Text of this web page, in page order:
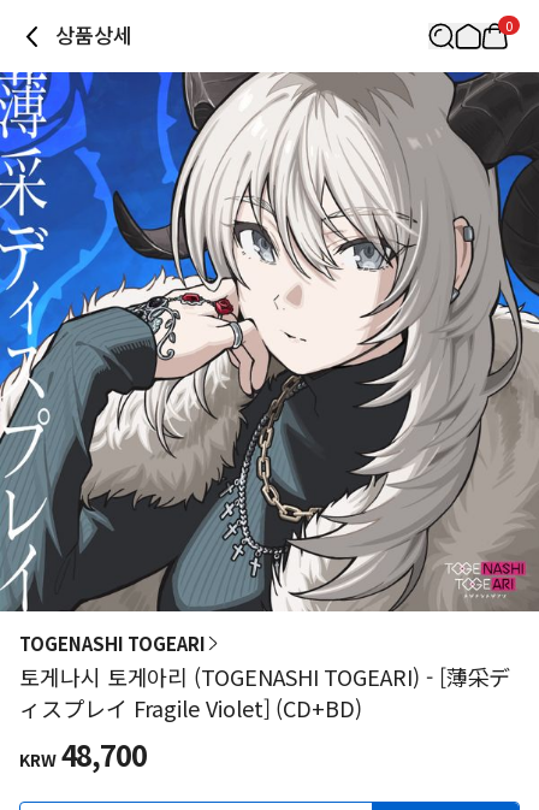
상품상세 0
TOGENASHI TOGEARI
토게나시 토게아리 (TOGENASHI TOGEARI) - [薄采デ
ィスプレイ Fragile Violet] (CD+BD)
KRW 48,700